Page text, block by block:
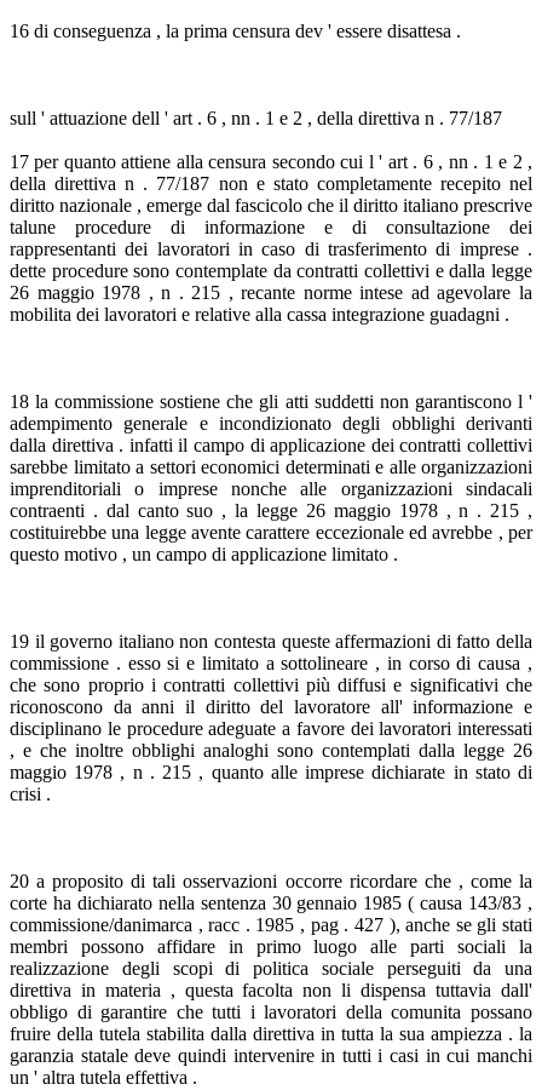
16 di conseguenza , la prima censura dev ' essere disattesa .
sull ' attuazione dell ' art . 6 , nn . 1 e 2 , della direttiva n . 77/187
17 per quanto attiene alla censura secondo cui l ' art . 6 , nn . 1 e 2 ,
della direttiva n . 77/187 non e stato completamente recepito nel
diritto nazionale , emerge dal fascicolo che il diritto italiano prescrive
talune procedure di informazione e di consultazione dei
rappresentanti dei lavoratori in caso di trasferimento di imprese .
dette procedure sono contemplate da contratti collettivi e dalla legge
26 maggio 1978 , n . 215 , recante norme intese ad agevolare la
mobilita dei lavoratori e relative alla cassa integrazione guadagni .
18 la commissione sostiene che gli atti suddetti non garantiscono l '
adempimento generale e incondizionato degli obblighi derivanti
dalla direttiva . infatti il campo di applicazione dei contratti collettivi
sarebbe limitato a settori economici determinati e alle organizzazioni
imprenditoriali o imprese nonche alle organizzazioni sindacali
contraenti . dal canto suo , la legge 26 maggio 1978 , n . 215 ,
costituirebbe una legge avente carattere eccezionale ed avrebbe , per
questo motivo , un campo di applicazione limitato .
19 il governo italiano non contesta queste affermazioni di fatto della
commissione . esso si e limitato a sottolineare , in corso di causa ,
che sono proprio i contratti collettivi più diffusi e significativi che
riconoscono da anni il diritto del lavoratore all' informazione e
disciplinano le procedure adeguate a favore dei lavoratori interessati
, e che inoltre obblighi analoghi sono contemplati dalla legge 26
maggio 1978 , n . 215 , quanto alle imprese dichiarate in stato di
crisi .
20 a proposito di tali osservazioni occorre ricordare che , come la
corte ha dichiarato nella sentenza 30 gennaio 1985 ( causa 143/83 ,
commissione/danimarca , racc . 1985 , pag . 427 ), anche se gli stati
membri possono affidare in primo luogo alle parti sociali la
realizzazione degli scopi di politica sociale perseguiti da una
direttiva in materia , questa facolta non li dispensa tuttavia dall'
obbligo di garantire che tutti i lavoratori della comunita possano
fruire della tutela stabilita dalla direttiva in tutta la sua ampiezza . la
garanzia statale deve quindi intervenire in tutti i casi in cui manchi
un ' altra tutela effettiva .